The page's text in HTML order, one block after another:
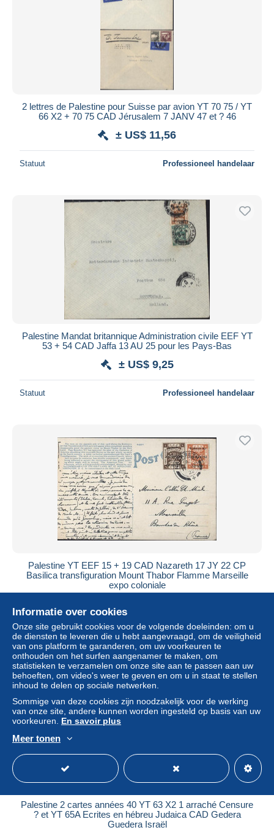
2 lettres de Palestine pour Suisse par avion YT 70 75 / YT
66 X2 + 70 75 CAD Jérusalem 7 JANV 47 et ? 46
± US$ 11,56
Statuut Professioneel handelaar
Palestine Mandat britannique Administration civile EEF YT
53 + 54 CAD Jaffa 13 AU 25 pour les Pays-Bas
± US$ 9,25
Statuut Professioneel handelaar
Palestine YT EEF 15 + 19 CAD Nazareth 17 JY 22 CP
Basilica transfiguration Mount Thabor Flamme Marseille
expo coloniale
Statuut Professioneel handelaar
Palestine 2 cartes années 40 YT 63 X2 1 arraché Censure
? et YT 65A Ecrites en hébreu Judaica CAD Gedera
Guedera Israël
Informatie over cookies
Onze site gebruikt cookies voor de volgende doeleinden: om u
de diensten te leveren die u hebt aangevraagd, om de veiligheid
van ons platform te garanderen, om uw voorkeuren te
onthouden om het surfen aangenamer te maken, om
statistieken te verzamelen om onze site aan te passen aan uw
behoeften, om video's weer te geven en om u in staat te stellen
inhoud te delen op sociale netwerken.
Sommige van deze cookies zijn noodzakelijk voor de werking
van onze site, andere kunnen worden ingesteld op basis van uw
voorkeuren. En savoir plus
Meer tonen